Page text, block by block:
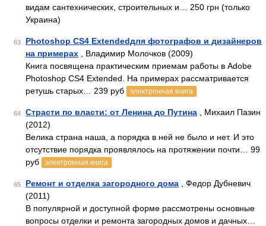
видам сантехнических, строительных и… 250 грн (только
Украина)
63
Photoshop CS4 Extendedдля фотографов и дизайнеров
на примерах , Владимир Молочков (2009)
Книга посвящена практическим приемам работы в Adobe
Photoshop CS4 Extended. На примерах рассматривается
ретушь старых… 239 руб
электронная книга
64 Страсти по власти: от Ленина до Путина , Михаил Пазин
(2012)
Велика страна наша, а порядка в ней не было и нет. И это
отсутствие порядка проявлялось на протяжении почти… 99
руб
электронная книга
65 Ремонт и отделка загородного дома , Федор Дубневич
(2011)
В популярной и доступной форме рассмотрены основные
вопросы отделки и ремонта загородных домов и дачных…